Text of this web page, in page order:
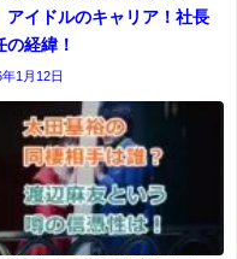
アイドルのキャリア！社長
の経緯！
1月12日